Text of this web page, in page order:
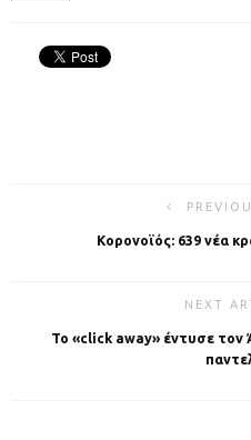
Κορονοϊός: 639 νέα
NEXT
Το «click away» έντυσε τον